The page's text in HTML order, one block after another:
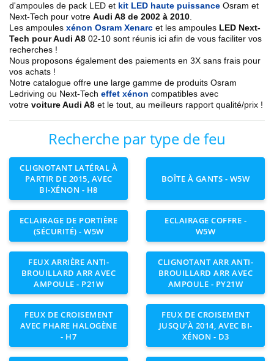
d'ampoules de pack LED et kit LED haute puissance Osram et
Next-Tech pour votre Audi A8 de 2002 à 2010
Les ampoules xénon Osram Xenarc et les ampoules LED Next-
Tech pour Audi A8 02-10 sont réunis ici afin de vous faciliter vos
recherches !
Nous proposons également des paiements en 3X sans frais pour
vos achats !
Notre catalogue offre une large gamme de produits Osram
Ledriving ou Next-Tech effet xénon compatibles avec
votre voiture Audi A8 et le tout, au meilleurs rapport qualité/prix !
Recherche par type de feu
CLIGNOTANT LATÉRAL À
PARTIR DE 2015, AVEC
BI-XÉNON - H8
BOÎTE À GANTS - W5W
ECLAIRAGE DE PORTIÈRE
(SÉCURITÉ) - W5W
ECLAIRAGE COFFRE -
W5W
FEUX ARRIÈRE ANTI-
BROUILLARD ARR AVEC
AMPOULE - P21W
CLIGNOTANT ARR ANTI-
BROUILLARD ARR AVEC
AMPOULE - PY21W
FEUX DE CROISEMENT
AVEC PHARE HALOGÈNE
- H7
FEUX DE CROISEMENT
JUSQU’À 2014, AVEC BI-
XÉNON - D3